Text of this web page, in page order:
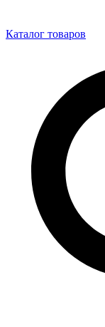
Каталог товаров